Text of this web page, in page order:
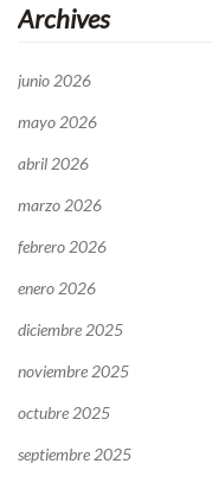
Archives
junio 2026
mayo 2026
abril 2026
marzo 2026
febrero 2026
enero 2026
diciembre 2025
noviembre 2025
octubre 2025
septiembre 2025